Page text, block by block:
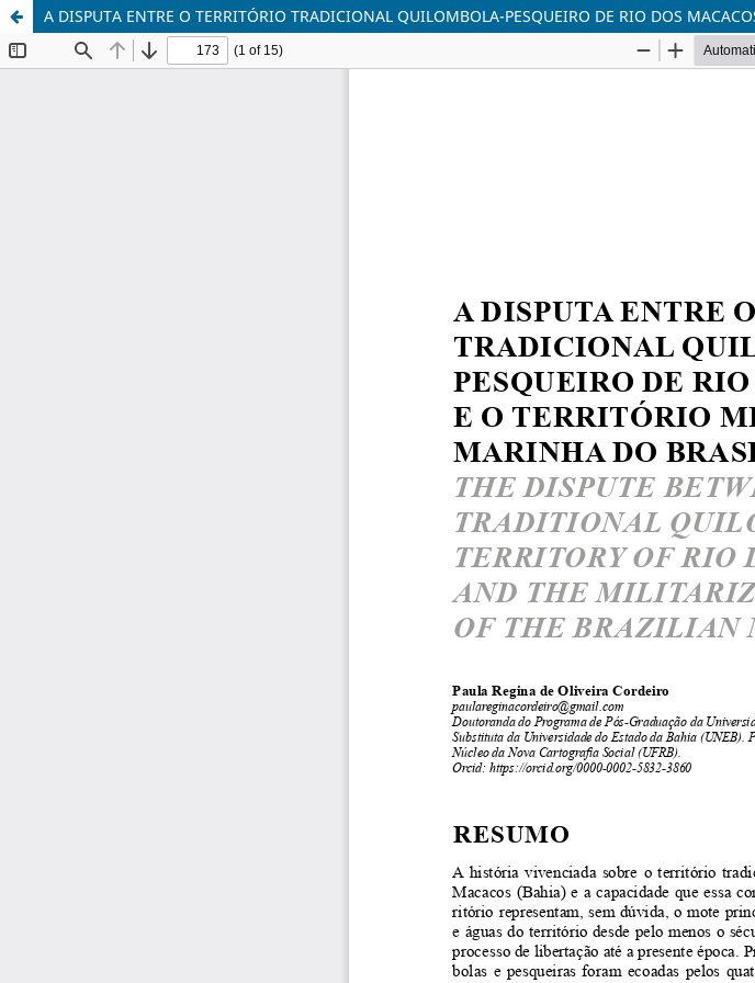
A DISPUTA ENTRE O TERRITÓRIO TRADICIONAL QUILOMBOLA-PESQUEIRO DE RIO DOS